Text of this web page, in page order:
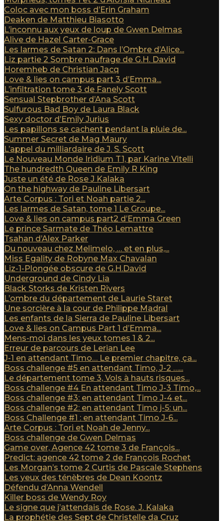
Coloc avec mon boss d’Erin Graham
Deaken de Matthieu Biasotto
L’inconnu aux yeux de loup de Gwen Delmas
Alive de Hazel Carter-Grace
Les larmes de Satan 2: Dans l’Ombre d’Alice...
Liz partie 2 Sombre naufrage de G.H. David
Horemheb de Christian Jacq
Love & lies on campus part 3 d’Emma...
L’infiltration tome 3 de Fanely Scott
Sensual Stepbrother d’Ana Scott
Sulfurous Bad Boy de Laura Black
Sexy doctor d’Emily Jurius
Les papillons se cachent pendant la pluie de...
Summer Secret de Mag Maury
L’appel du milliardaire de J. S. Scott
Le Nouveau Monde Iridium T1, par Karine Vitelli
The hundredth Queen de Emily R King
Juste un été de Rose J Kalaka
On the highway de Pauline Libersart
Arte Corpus : Tori et Noah partie 2...
Les larmes de Satan, tome 1 Le Groupe...
Love & lies on campus part2 d’Emma Green
Le prince Sarmate de Théo Lemattre
Tsahan d’Alex Parker
Du nouveau chez Melimelo, … et en plus,...
Miss Egality de Robyne Max Chavalan
Liz-1-Plongée obscure de G.H.David
Underground de Cindy Lia
Black Storks de Kristen Rivers
L’ombre du département de Laurie Staret
Une sorcière à la cour de Philippe Madral
Les enfants de la Sierra de Pauline Libersart
Love & lies on Campus Part 1 d’Emma...
Mens-moi dans les yeux tomes 1 & 2...
Erreur de parcours de Lerian Lee
J-1 en attendant Timo… Le premier chapitre, ça...
Boss challenge #5 en attendant Timo, J-2 …...
Le département tome 3, Vols à hauts risques...
Boss challenge #4 En attendant Timo J-3 Timo,...
Boss challenge #3: en attendant Timo J-4 et...
Boss challenge #2: en attendant Timo j-5: un...
Boss Challenge #1 : en attendant Timo J-6...
Arte Corpus : Tori et Noah de Jenny...
Boss challenge de Gwen Delmas
Game over, Agence 42 tome 3 de François...
Predict: agence 42 tome 2 de François Rochet
Les Morgan’s tome 2 Curtis de Pascale Stephens
Les yeux des ténèbres de Dean Koontz
Défendu d’Anna Wendell
Killer boss de Wendy Roy
Le signe que j’attendais de Rose. J. Kalaka
La prophétie des Sept de Christelle da Cruz